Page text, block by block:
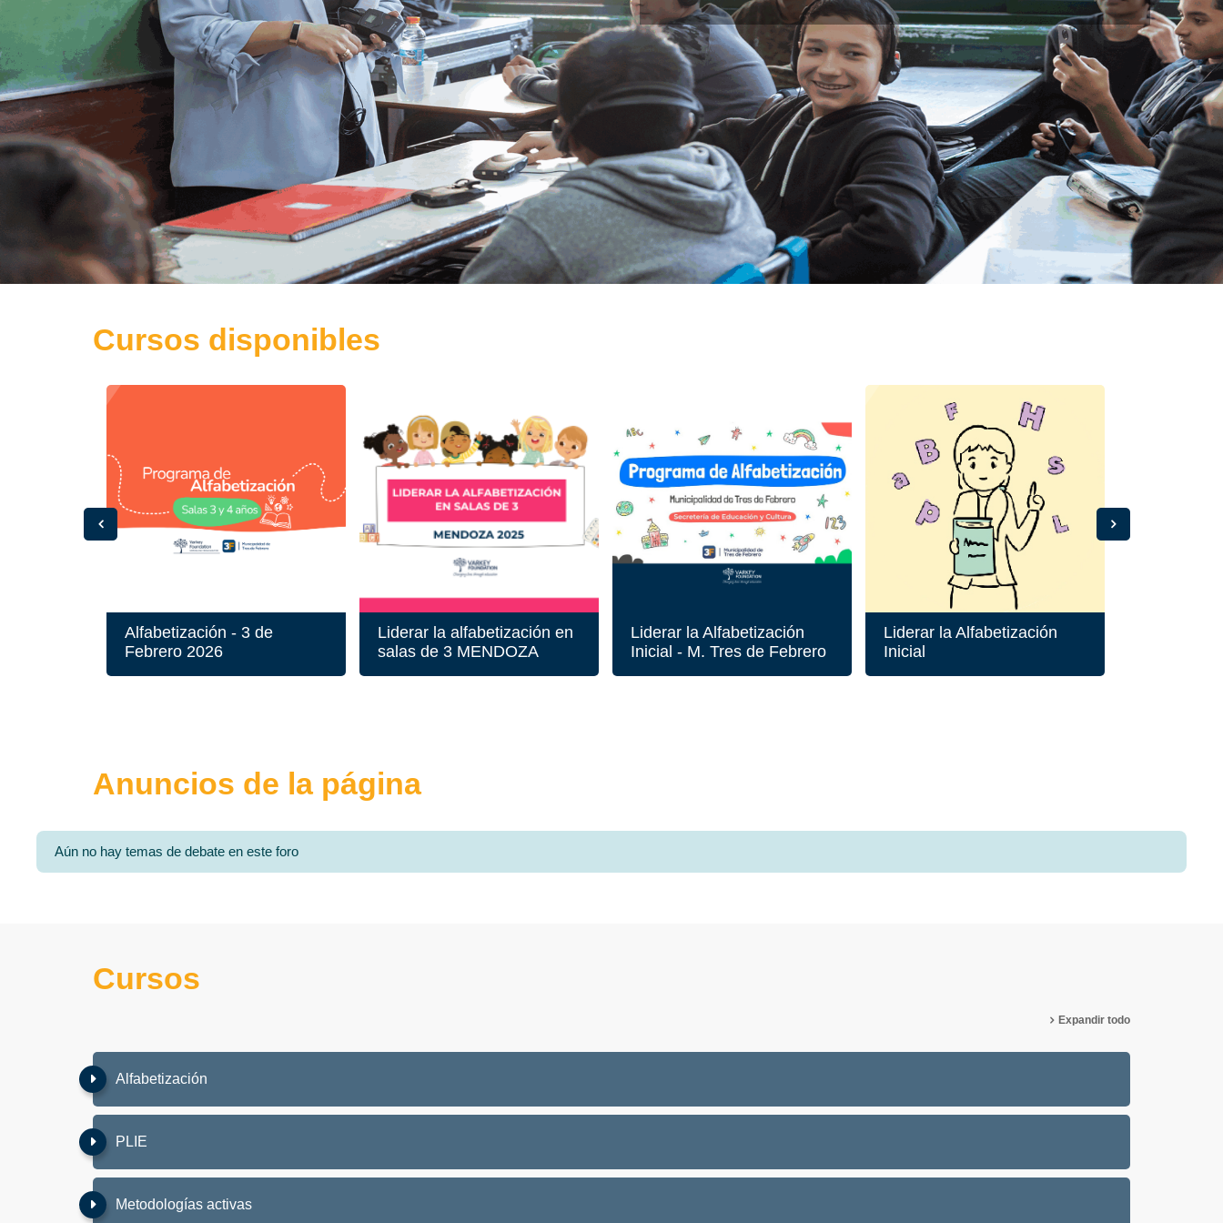
Cursos disponibles
Alfabetización - 3 de
Febrero 2026
Liderar la alfabetización en
salas de 3 MENDOZA
Liderar la Alfabetización
Inicial - M. Tres de Febrero
Liderar la Alfabetización
Inicial
Anuncios de la página
Aún no hay temas de debate en este foro
Cursos
Expandir todo
Alfabetización
PLIE
Metodologías activas